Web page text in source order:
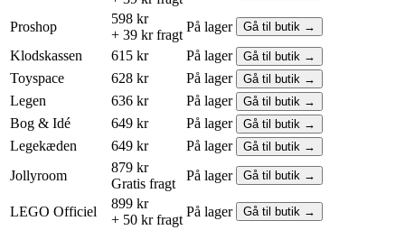
Proshop
598 kr
+ 39 kr fragt
På lager Gå til butik →
Klodskassen 615 kr På lager Gå til butik →
Toyspace 628 kr På lager Gå til butik →
Legen 636 kr På lager Gå til butik →
Bog & Idé 649 kr På lager Gå til butik →
Legekæden 649 kr På lager Gå til butik →
Jollyroom
879 kr
Gratis fragt
På lager Gå til butik →
LEGO Officiel
899 kr
+ 50 kr fragt
På lager Gå til butik →